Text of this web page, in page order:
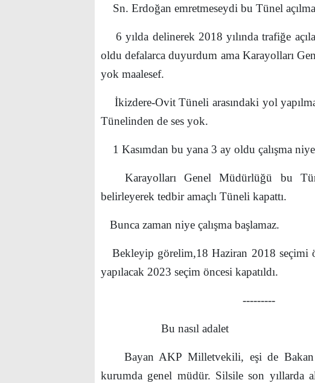
Sn. Erdoğan emretmeseydi bu Tünel
6 yılda delinerek 2018 yılında trafiğe
oldu defalarca duyurdum ama Karayolları
yok maalesef.
İkizdere-Ovit Tüneli arasındaki yol
Tünelinden de ses yok.
1 Kasımdan bu yana 3 ay oldu çalışma
Karayolları Genel Müdürlüğü bu
belirleyerek tedbir amaçlı Tüneli kapattı.
Bunca zaman niye çalışma başlamaz.
Bekleyip görelim,18 Haziran 2018 seçimi
yapılacak 2023 seçim öncesi kapatıldı.
---------
Bu nasıl adalet
Bayan AKP Milletvekili, eşi de Bakan
kurumda genel müdür. Silsile son